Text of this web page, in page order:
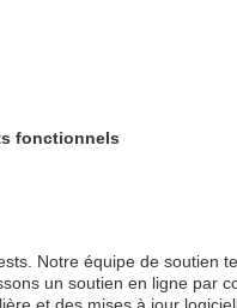
fonctionnels
Notre équipe de soutien
un soutien en ligne par